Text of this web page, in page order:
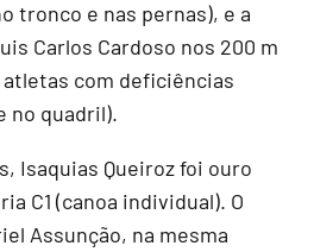
tronco e nas pernas), e a
Carlos Cardoso nos 200 m
atletas com deficiências
no quadril).
Isaquias Queiroz foi ouro
C1 (canoa individual). O
Assunção, na mesma